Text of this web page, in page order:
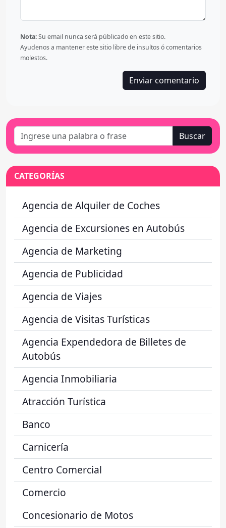
Nota:Su email nunca será públicado en este sitio.
Ayudenos a mantener este sitio libre de insultos ó comentarios
molestos.
Buscar
CATEGORÍAS
Agencia de Alquiler de Coches
Agencia de Excursiones en Autobús
Agencia de Marketing
Agencia de Publicidad
Agencia de Viajes
Agencia de Visitas Turísticas
Agencia Expendedora de Billetes de
Autobús
Agencia Inmobiliaria
Atracción Turística
Banco
Carnicería
Centro Comercial
Comercio
Concesionario de Motos